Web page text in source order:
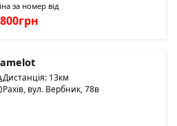
за номер від
Дистанція: 13км
Рахів, вул. Вербник, 78в